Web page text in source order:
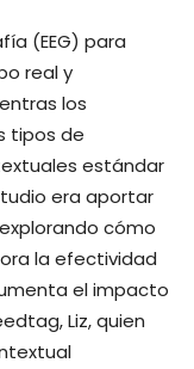
(EEG) para
real y
los
tipos de
estándar
era aportar
cómo
la efectividad
el impacto
Liz, quien